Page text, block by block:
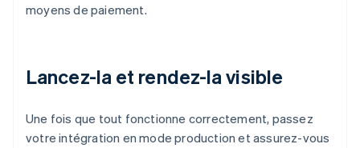
moyens de paiement.
Lancez-la et rendez-la visible
Une fois que tout fonctionne correctement, passez
votre intégration en mode production et assurez-vous